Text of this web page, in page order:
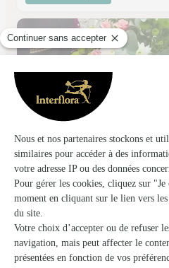
Monceau Fleurs
Creteil
★ ★★★ ★3.7 (133)
C.Cial Créteil Soleil niveau 2 - Porte 24
Voir la boutique